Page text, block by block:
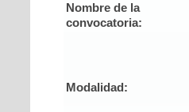
Nombre de la
convocatoria:
Modalidad: